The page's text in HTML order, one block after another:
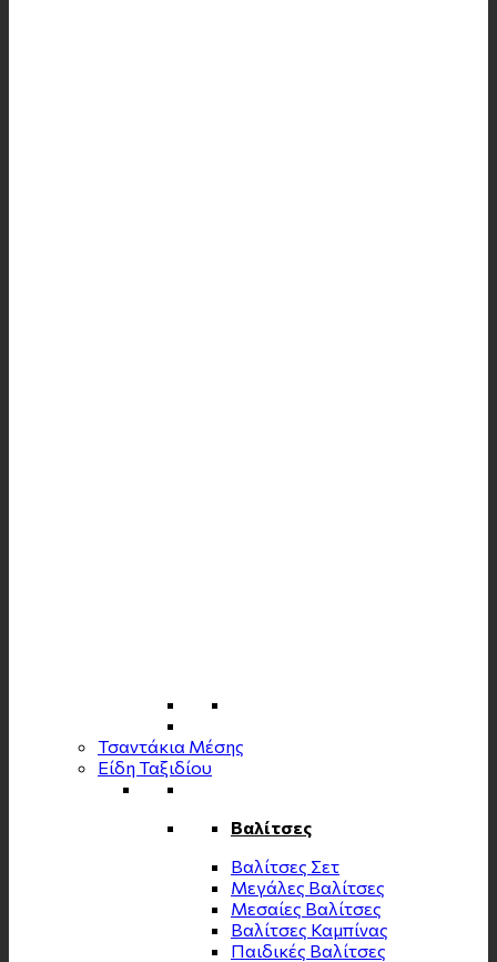
Τσαντάκια Μέσης
Είδη Ταξιδίου
Βαλίτσες
Βαλίτσες Σετ
Μεγάλες Βαλίτσες
Μεσαίες Βαλίτσες
Βαλίτσες Καμπίνας
Παιδικές Βαλίτσες